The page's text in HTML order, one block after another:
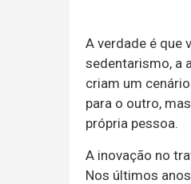
A verdade é que
sedentarismo, a
criam um
para o outro,
própria pessoa.
A inovação no
Nos últimos